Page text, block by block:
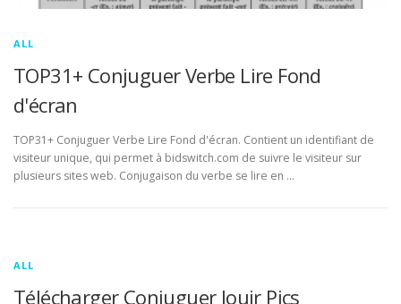
ALL
TOP31+ Conjuguer Verbe Lire Fond
d'écran
TOP31+ Conjuguer Verbe Lire Fond d'écran. Contient un identifiant de
visiteur unique, qui permet à bidswitch.com de suivre le visiteur sur
plusieurs sites web. Conjugaison du verbe se lire en …
ALL
Télécharger Conjuguer Jouir Pics